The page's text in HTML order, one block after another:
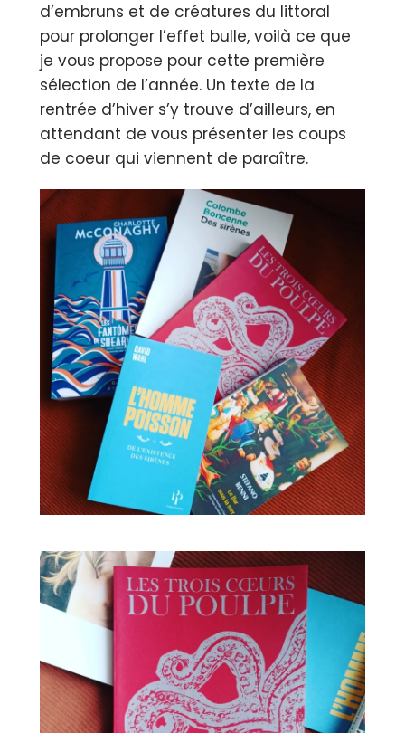
d’embruns et de créatures du littoral
pour prolonger l’effet bulle, voilà ce que
je vous propose pour cette première
sélection de l’année. Un texte de la
rentrée d’hiver s’y trouve d’ailleurs, en
attendant de vous présenter les coups
de coeur qui viennent de paraître.